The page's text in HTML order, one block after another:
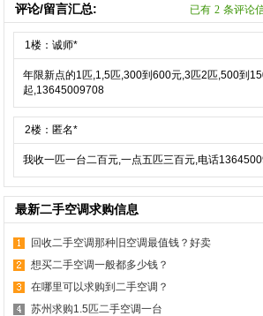
评论/留言汇总: 已有 2 条评论
1楼：诚师*
年限新点的1匹,1,5匹,300到600元,3匹2匹,500到
起,13645009708
2楼：匿名*
我收一匹一台二百元,一点五匹三百元,电话
最新二手空调求购信息
回收二手空调那种旧空调最值钱？好卖
想买二手空调一般都多少钱？
在哪里可以求购到二手空调？
苏州求购1.5匹二手空调一台